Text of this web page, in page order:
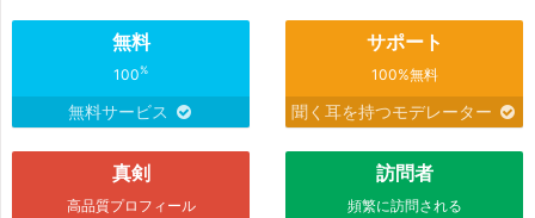
無料
100%
無料サービス
サポート
100%無料
聞く耳を持つモデレーター
真剣
高品質プロフィール
訪問者
頻繁に訪問される